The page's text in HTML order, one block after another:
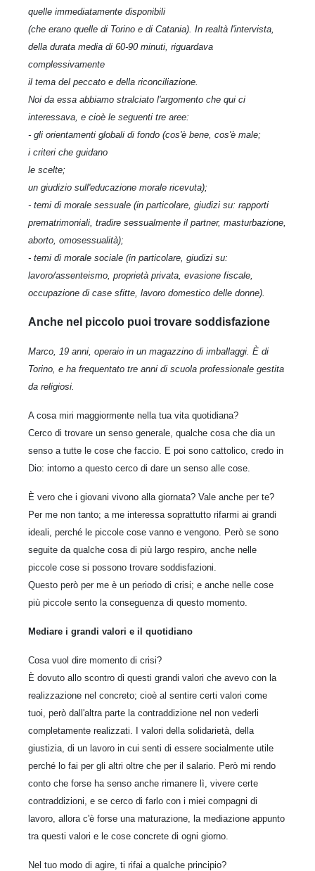
quelle immediatamente disponibili
(che erano quelle di Torino e di Catania). In realtà l'intervista,
della durata media di 60-90 minuti, riguardava
complessivamente
il tema del peccato e della riconciliazione.
Noi da essa abbiamo stralciato l'argomento che qui ci
interessava, e cioè le seguenti tre aree:
- gli orientamenti globali di fondo (cos'è bene, cos'è male;
i criteri che guidano
le scelte;
un giudizio sull'educazione morale ricevuta);
- temi di morale sessuale (in particolare, giudizi su: rapporti
prematrimoniali, tradire sessualmente il partner, masturbazione,
aborto, omosessualità);
- temi di morale sociale (in particolare, giudizi su:
lavoro/assenteismo, proprietà privata, evasione fiscale,
occupazione di case sfitte, lavoro domestico delle donne).
Anche nel piccolo puoi trovare soddisfazione
Marco, 19 anni, operaio in un magazzino di imballaggi. È di
Torino, e ha frequentato tre anni di scuola professionale gestita
da religiosi.
A cosa miri maggiormente nella tua vita quotidiana?
Cerco di trovare un senso generale, qualche cosa che dia un
senso a tutte le cose che faccio. E poi sono cattolico, credo in
Dio: intorno a questo cerco di dare un senso alle cose.
È vero che i giovani vivono alla giornata? Vale anche per te?
Per me non tanto; a me interessa soprattutto rifarmi ai grandi
ideali, perché le piccole cose vanno e vengono. Però se sono
seguite da qualche cosa di più largo respiro, anche nelle
piccole cose si possono trovare soddisfazioni.
Questo però per me è un periodo di crisi; e anche nelle cose
più piccole sento la conseguenza di questo momento.
Mediare i grandi valori e il quotidiano
Cosa vuol dire momento di crisi?
È dovuto allo scontro di questi grandi valori che avevo con la
realizzazione nel concreto; cioè al sentire certi valori come
tuoi, però dall'altra parte la contraddizione nel non vederli
completamente realizzati. I valori della solidarietà, della
giustizia, di un lavoro in cui senti di essere socialmente utile
perché lo fai per gli altri oltre che per il salario. Però mi rendo
conto che forse ha senso anche rimanere lì, vivere certe
contraddizioni, e se cerco di farlo con i miei compagni di
lavoro, allora c'è forse una maturazione, la mediazione appunto
tra questi valori e le cose concrete di ogni giorno.
Nel tuo modo di agire, ti rifai a qualche principio?